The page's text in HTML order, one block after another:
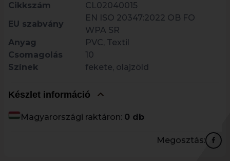
Cikkszám
CL02040015
EU szabvány
EN ISO 20347:2022 OB FO
WPA SR
Anyag
PVC, Textil
Csomagolás
10
Színek
fekete, olajzöld
Készlet információ
Magyarországi raktáron: 0 db
Megosztás: